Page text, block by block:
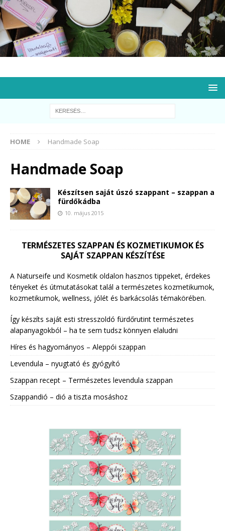
HOME Handmade Soap
Handmade Soap
Készítsen saját úszó szappant – szappan a
fürdőkádba
10. május 2015
TERMÉSZETES SZAPPAN ÉS KOZMETIKUMOK ÉS
SAJÁT SZAPPAN KÉSZÍTÉSE
A Naturseife und Kosmetik oldalon hasznos tippeket, érdekes
tényeket és útmutatásokat talál a természetes kozmetikumok,
kozmetikumok, wellness, jólét és barkácsolás témakörében.
Így készíts saját esti stresszoldó fürdőrutint természetes
alapanyagokból – ha te sem tudsz könnyen elaludni
Híres és hagyományos – Aleppói szappan
Levendula – nyugtató és gyógyító
Szappan recept – Természetes levendula szappan
Szappandió – dió a tiszta mosáshoz